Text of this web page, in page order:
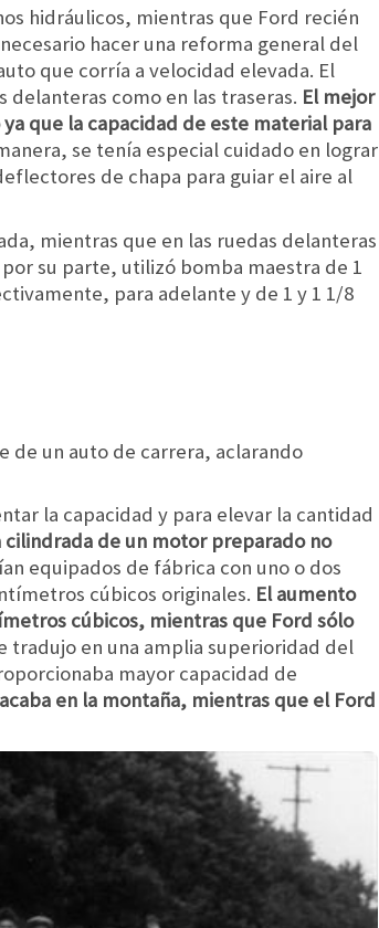
hidráulicos, mientras que Ford recién
hacer una reforma general del
que corría a velocidad elevada. El
como en las traseras. El mejor
que la capacidad de este material para
se tenía especial cuidado en lograr
de chapa para guiar el aire al
mientras que en las ruedas delanteras
su parte, utilizó bomba maestra de 1
para adelante y de 1 y 1 1/8
de un auto de carrera, aclarando
la capacidad y para elevar la cantidad
de un motor preparado no
equipados de fábrica con uno o dos
cúbicos originales. El aumento
cúbicos, mientras que Ford sólo
tradujo en una amplia superioridad del
mayor capacidad de
en la montaña, mientras que el Ford